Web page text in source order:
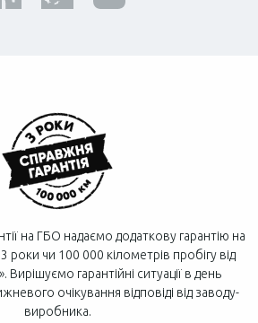
на ГБО надаємо додаткову гарантію на
чи 100 000 кілометрів пробігу від
Вирішуємо гарантійні ситуації в день
очікування відповіді від заводу-
виробника.